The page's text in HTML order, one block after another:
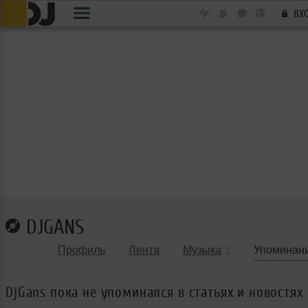
DJGANS
Профиль Лента Музыка
DjGans пока не упоминался в статьях и новостях